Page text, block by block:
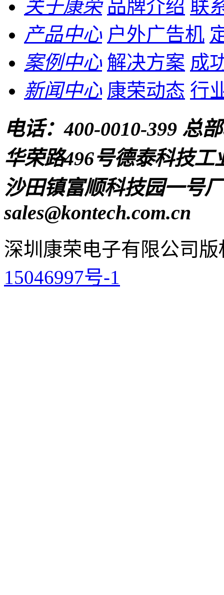
关于康荣 品牌介绍 联
产品中心 户外广告机
案例中心 解决方案 成
新闻中心 康荣动态 行
电话：400-0010-399 总
华荣路496号德泰科技工
沙田镇富顺科技园一号
sales@kontech.com.cn
深圳康荣电子有限公司 版
15046997号-1